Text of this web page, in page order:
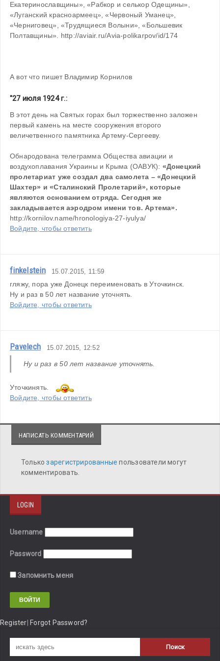
Екатеринославщины», «Рабкор и селькор Одещины»,
«Луганский красноармеец», «Червоный Уманец»,
«Черниговец», «Трудящиеся Волыни», «Большевик
Полтавщины». http://aviair.ru/Avia-polikarpov/id/174
А вот что пишет Владимир Корнилов
"27 июля 1924 г.:
В этот день на Святых горах был торжественно заложен
первый камень на месте сооружения второго
величетвенного памятника Артему-Сергееву.
Обнародована телеграмма Общества авиации и
воздухоплавания Украины и Крыма (ОАВУК): «Донецкий
Шахтер» и «Сталинский Пролетарий», которые
являются основанием отряда. Сегодня же
закладывается аэродром имени тов. Артема».
http://kornilov.name/hronologiya-27-iyulya/
Войдите, чтобы ответить
finkelstein 15.07.2015, 11:59
гляжу, пора уже Донецк переименовать в Уточкинск.
Ну и раз в 50 лет название уточнять.
Войдите, чтобы ответить
Pavelech 15.07.2015, 12:52
Ну и раз в 50 лет название уточнять.
Уточкинять.
Войдите, чтобы ответить
НАПИСАТЬ КОММЕНТАРИЙ
Толькозарегистрированныепользователи могут
комментировать.
LOGIN
Username
Password
Запомнить меня
Register Forgot Password?